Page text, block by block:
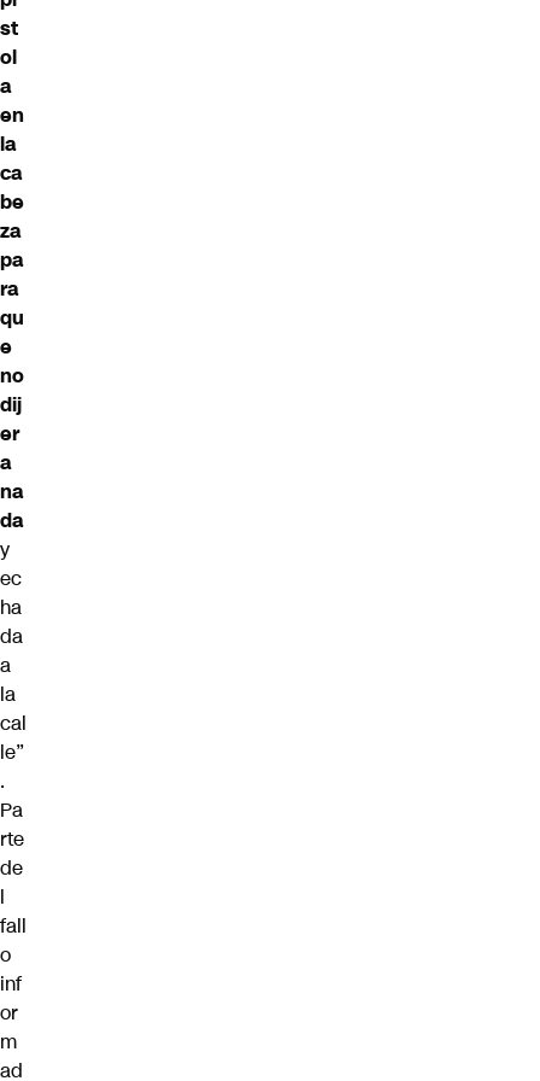
st
ol
a
en
la
ca
be
za
pa
ra
qu
e
no
dij
er
a
na
da
y
ec
ha
da
a
la
cal
le”
.
Pa
rte
de
l
fall
o
inf
or
m
ad